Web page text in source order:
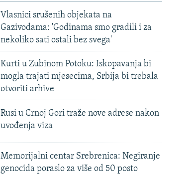
Vlasnici srušenih objekata na
Gazivodama: 'Godinama smo gradili i za
nekoliko sati ostali bez svega'
Kurti u Zubinom Potoku: Iskopavanja bi
mogla trajati mjesecima, Srbija bi trebala
otvoriti arhive
Rusi u Crnoj Gori traže nove adrese nakon
uvođenja viza
Memorijalni centar Srebrenica: Negiranje
genocida poraslo za više od 50 posto